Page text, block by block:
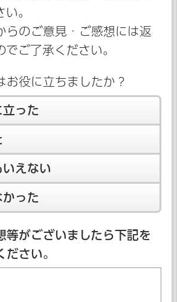
。
らのご意見・ご感想には返
でご了承ください。
お役に立ちましたか？
った
いえない
った
等がございましたら下記を
ださい。